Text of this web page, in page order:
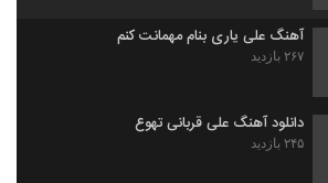
آهنگ علی یاری بنام مهمانت کنم
۲۶۷ بازدید
دانلود آهنگ علی قربانی تهوع
۲۴۵ بازدید